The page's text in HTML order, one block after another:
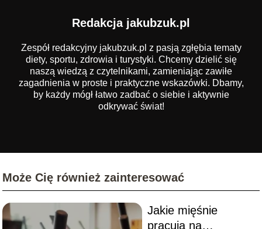
Redakcja jakubzuk.pl
Zespół redakcyjny jakubzuk.pl z pasją zgłębia tematy
diety, sportu, zdrowia i turystyki. Chcemy dzielić się
naszą wiedzą z czytelnikami, zamieniając zawiłe
zagadnienia w proste i praktyczne wskazówki. Dbamy,
by każdy mógł łatwo zadbać o siebie i aktywnie
odkrywać świat!
Może Cię również zainteresować
Jakie mięśnie
pracują na